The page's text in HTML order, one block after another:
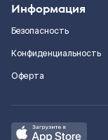
Информация
Безопасность
Конфиденциальность
Оферта